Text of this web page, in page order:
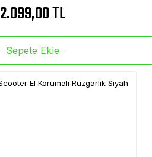
2.099,00 TL
Sepete Ekle